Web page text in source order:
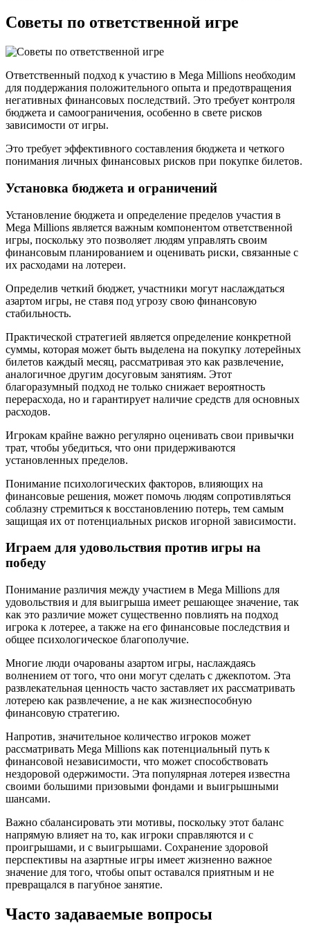
Советы по ответственной игре
Ответственный подход к участию в Mega Millions необходим
для поддержания положительного опыта и предотвращения
негативных финансовых последствий. Это требует контроля
бюджета и самоограничения, особенно в свете рисков
зависимости от игры.
Это требует эффективного составления бюджета и четкого
понимания личных финансовых рисков при покупке билетов.
Установка бюджета и ограничений
Установление бюджета и определение пределов участия в
Mega Millions является важным компонентом ответственной
игры, поскольку это позволяет людям управлять своим
финансовым планированием и оценивать риски, связанные с
их расходами на лотереи.
Определив четкий бюджет, участники могут наслаждаться
азартом игры, не ставя под угрозу свою финансовую
стабильность.
Практической стратегией является определение конкретной
суммы, которая может быть выделена на покупку лотерейных
билетов каждый месяц, рассматривая это как развлечение,
аналогичное другим досуговым занятиям. Этот
благоразумный подход не только снижает вероятность
перерасхода, но и гарантирует наличие средств для основных
расходов.
Игрокам крайне важно регулярно оценивать свои привычки
трат, чтобы убедиться, что они придерживаются
установленных пределов.
Понимание психологических факторов, влияющих на
финансовые решения, может помочь людям сопротивляться
соблазну стремиться к восстановлению потерь, тем самым
защищая их от потенциальных рисков игорной зависимости.
Играем для удовольствия против игры на
победу
Понимание различия между участием в Mega Millions для
удовольствия и для выигрыша имеет решающее значение, так
как это различие может существенно повлиять на подход
игрока к лотерее, а также на его финансовые последствия и
общее психологическое благополучие.
Многие люди очарованы азартом игры, наслаждаясь
волнением от того, что они могут сделать с джекпотом. Эта
развлекательная ценность часто заставляет их рассматривать
лотерею как развлечение, а не как жизнеспособную
финансовую стратегию.
Напротив, значительное количество игроков может
рассматривать Mega Millions как потенциальный путь к
финансовой независимости, что может способствовать
нездоровой одержимости. Эта популярная лотерея известна
своими большими призовыми фондами и выигрышными
шансами.
Важно сбалансировать эти мотивы, поскольку этот баланс
напрямую влияет на то, как игроки справляются и с
проигрышами, и с выигрышами. Сохранение здоровой
перспективы на азартные игры имеет жизненно важное
значение для того, чтобы опыт оставался приятным и не
превращался в пагубное занятие.
Часто задаваемые вопросы